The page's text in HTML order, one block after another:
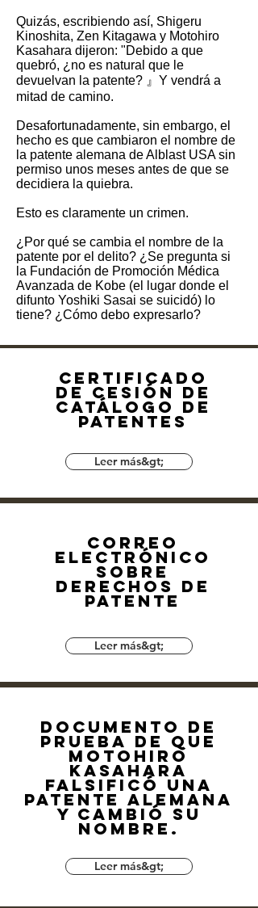
Quizás, escribiendo así, Shigeru
Kinoshita, Zen Kitagawa y Motohiro
Kasahara dijeron: "Debido a que
quebró, ¿no es natural que le
devuelvan la patente? 』Y vendrá a
mitad de camino.
Desafortunadamente, sin embargo, el
hecho es que cambiaron el nombre de
la patente alemana de Alblast USA sin
permiso unos meses antes de que se
decidiera la quiebra.
Esto es claramente un crimen.
¿Por qué se cambia el nombre de la
patente por el delito? ¿Se pregunta si
la Fundación de Promoción Médica
Avanzada de Kobe (el lugar donde el
difunto Yoshiki Sasai se suicidó) lo
tiene? ¿Cómo debo expresarlo?
Certificado
de cesión de
catálogo de
patentes
Leer más&gt;
Correo
electrónico
sobre
derechos de
patente
Leer más&gt;
Documento de
prueba de que
Motohiro
Kasahara
falsificó una
patente alemana
y cambió su
nombre.
Leer más&gt;